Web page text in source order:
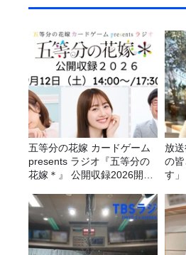
五等分の花嫁 カードゲーム
presents ラジオ『五等分の
花嫁＊』 公開収録2026開催
放
の
す」